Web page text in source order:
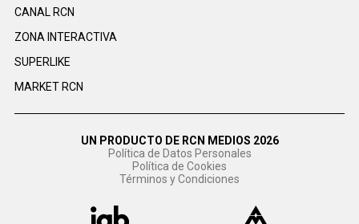
CANAL RCN
ZONA INTERACTIVA
SUPERLIKE
MARKET RCN
UN PRODUCTO DE RCN MEDIOS 2026
Política de Datos Personales
Política de Cookies
Términos y Condiciones